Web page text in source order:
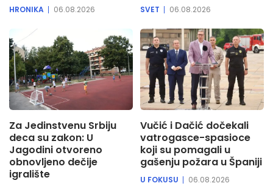
HRONIKA 06.08.2026 SVET 06.08.2026
Za Jedinstvenu Srbiju
deca su zakon: U
Jagodini otvoreno
obnovljeno dečije
igralište
Vučić i Dačić dočekali
vatrogasce-spasioce
koji su pomagali u
gašenju požara u Španiji
U FOKUSU 06.08.2026